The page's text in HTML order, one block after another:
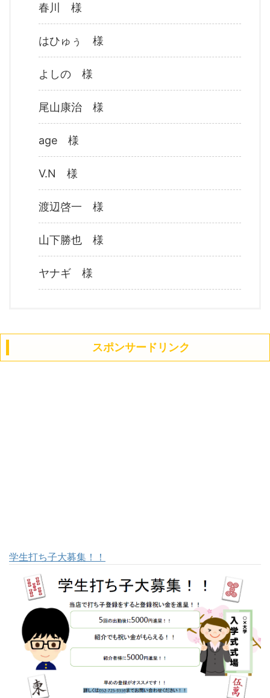
春川 様
はひゅぅ 様
よしの 様
尾山康治 様
age 様
V.N 様
渡辺啓一 様
山下勝也 様
ヤナギ 様
スポンサードリンク
学生打ち子大募集！！